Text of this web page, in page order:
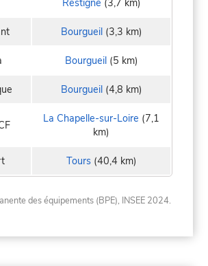
Restigné (3,7 km)
Bourgueil(3,3 km)
Bourgueil(5 km)
Bourgueil(4,8 km)
La Chapelle-sur-Loire (7,1
km)
Tours(40,4 km)
des équipements (BPE), INSEE 2024.